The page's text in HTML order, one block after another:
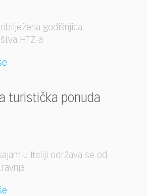
godišnjica
HTZ-a
turistička ponuda
u Italiji održava se od